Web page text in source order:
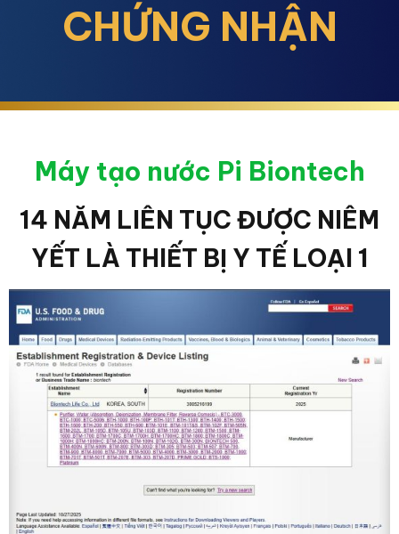
CHỨNG NHẬN
Máy tạo nước Pi Biontech
14 NĂM LIÊN TỤC ĐƯỢC NIÊM
YẾT LÀ THIẾT BỊ Y TẾ LOẠI 1